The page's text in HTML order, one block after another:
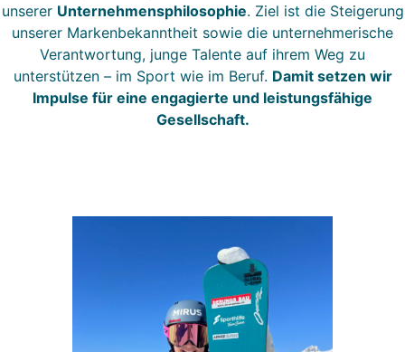
unserer Unternehmensphilosophie. Ziel ist die Steigerung
unserer Markenbekanntheit sowie die unternehmerische
Verantwortung, junge Talente auf ihrem Weg zu
unterstützen – im Sport wie im Beruf. Damit setzen wir
Impulse für eine engagierte und leistungsfähige
Gesellschaft.